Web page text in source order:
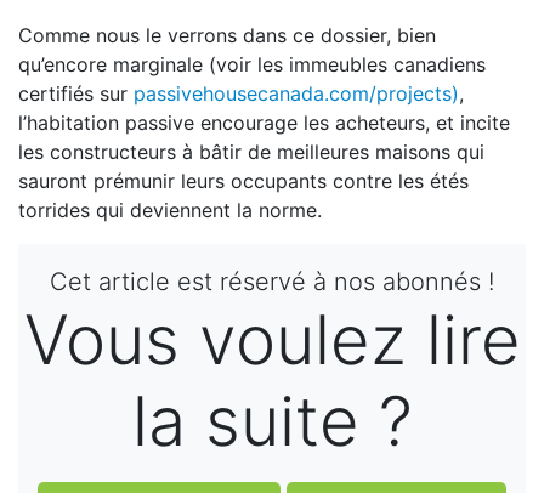
Comme nous le verrons dans ce dossier, bien
qu’encore marginale (voir les immeubles canadiens
certifiés sur passivehousecanada.com/projects),
l’habitation passive encourage les acheteurs, et incite
les constructeurs à bâtir de meilleures maisons qui
sauront prémunir leurs occupants contre les étés
torrides qui deviennent la norme.
Cet article est réservé à nos abonnés !
Vous voulez lire
la suite ?